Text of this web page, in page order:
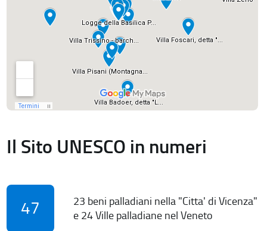
Il Sito UNESCO in numeri
47
23 beni palladiani nella "Citta' di Vicenza"
e 24 Ville palladiane nel Veneto